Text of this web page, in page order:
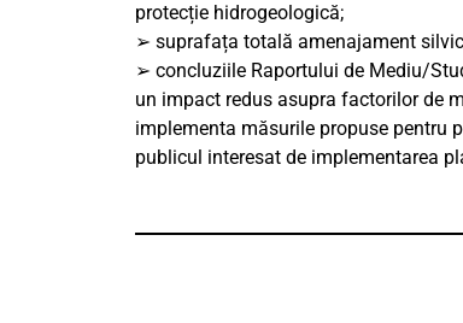
protecție hidrogeologică;
➢ suprafața totală amenajament
➢ concluziile Raportului de Mediu/
un impact redus asupra factorilor de
implementa măsurile propuse pentru
publicul interesat de implementarea